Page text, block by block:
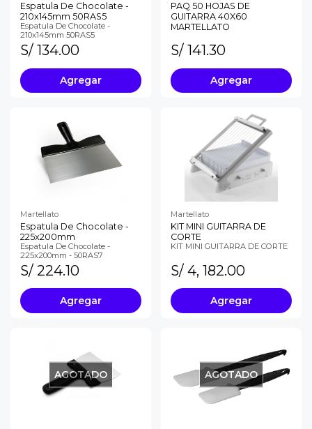
Espatula De Chocolate -
210x145mm 50RAS5
Espatula De Chocolate -
210x145mm 50RAS5
S/ 134.00
Agregar
PAQ 50 HOJAS DE
GUITARRA 40X60
MARTELLATO
S/ 141.30
Agregar
Martellato
Espatula De Chocolate -
225x200mm
Espatula De Chocolate -
225x200mm - 50RAS7
S/ 224.10
Agregar
Martellato
KIT MINI GUITARRA DE
CORTE
KIT MINI GUITARRA DE CORTE
S/ 4, 182.00
Agregar
AGOTADO AGOTADO